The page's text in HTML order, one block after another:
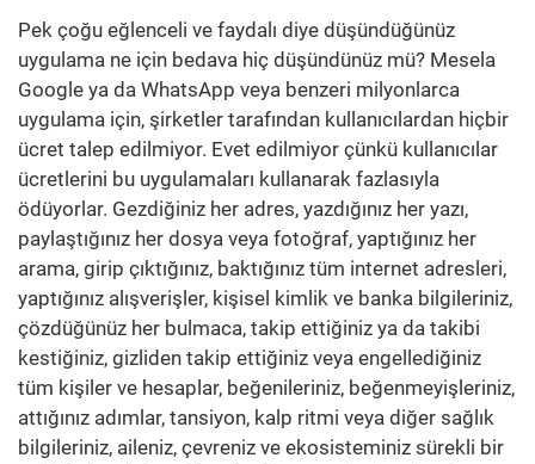
Pek çoğu eğlenceli ve faydalı diye düşündüğünüz
uygulama ne için bedava hiç düşündünüz mü? Mesela
Google ya da WhatsApp veya benzeri milyonlarca
uygulama için, şirketler tarafından kullanıcılardan hiçbir
ücret talep edilmiyor. Evet edilmiyor çünkü kullanıcılar
ücretlerini bu uygulamaları kullanarak fazlasıyla
ödüyorlar. Gezdiğiniz her adres, yazdığınız her yazı,
paylaştığınız her dosya veya fotoğraf, yaptığınız her
arama, girip çıktığınız, baktığınız tüm internet adresleri,
yaptığınız alışverişler, kişisel kimlik ve banka bilgileriniz,
çözdüğünüz her bulmaca, takip ettiğiniz ya da takibi
kestiğiniz, gizliden takip ettiğiniz veya engellediğiniz
tüm kişiler ve hesaplar, beğenileriniz, beğenmeyişleriniz,
attığınız adımlar, tansiyon, kalp ritmi veya diğer sağlık
bilgileriniz, aileniz, çevreniz ve ekosisteminiz sürekli bir